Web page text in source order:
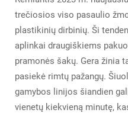
trečiosios viso pasaulio
plastikinių dirbinių. Ši
aplinkai draugiškiems
pramonės šakų. Gera žinia
pasiekė rimtų pažangų.
gamybos linijos šiandien
vienetų kiekvieną minutę,